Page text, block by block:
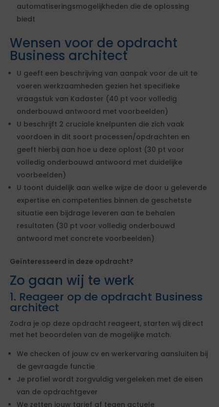
automatiseringsmogelijkheden die de oplossing
biedt
Wensen voor de opdracht
Business architect
U geeft een beschrijving van aanpak voor de uit te
voeren werkzaamheden gezien het specifieke
vraagstuk van Kadaster (40 pt voor volledig
onderbouwd antwoord met voorbeelden)
U beschrijft 2 cruciale knelpunten die zich vaak
voordoen in dit soort processen/opdrachten en
geeft hierbij aan hoe u deze oplost (30 pt voor
volledig onderbouwd antwoord met duidelijke
voorbeelden)
U toont duidelijk aan welke wijze de door u geleverde
expertise en competenties binnen de geschetste
situatie een bijdrage leveren aan te behalen
resultaten (30 pt voor volledig onderbouwd
antwoord met concrete voorbeelden)
Geïnteresseerd in deze opdracht?
Zo gaan wij te werk
1. Reageer op de opdracht Business
architect
Zodra je op deze opdracht reageert, starten wij direct
met het beoordelen van de mogelijke match.
We checken of jouw cv en werkervaring aansluiten bij
de gevraagde functie
Je profiel wordt zorgvuldig vergeleken met de eisen
van de opdrachtgever
We zetten jouw tarief af tegen actuele